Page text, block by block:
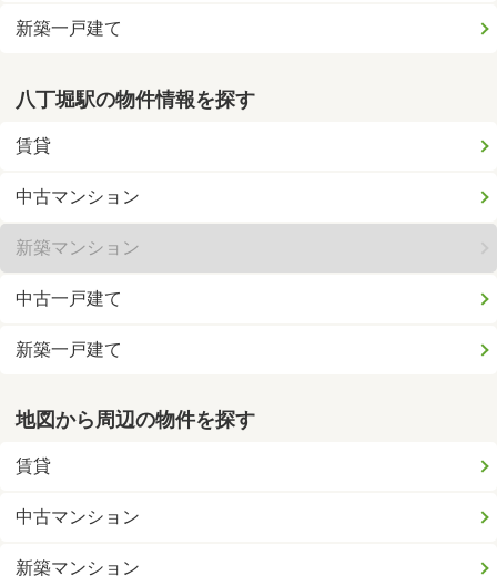
新築一戸建て
八丁堀駅の物件情報を探す
賃貸
中古マンション
新築マンション
中古一戸建て
新築一戸建て
地図から周辺の物件を探す
賃貸
中古マンション
新築マンション